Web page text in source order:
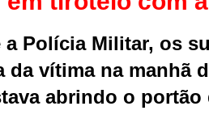
a Polícia Militar, os
da vítima na manhã
abrindo o portão